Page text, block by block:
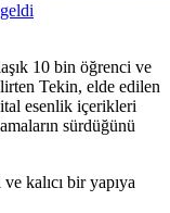
10 bin öğrenci ve
Tekin, elde edilen
esenlik içerikleri
sürdüğünü
kalıcı bir yapıya